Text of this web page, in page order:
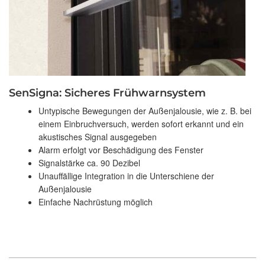
SenSigna: Sicheres Frühwarnsystem
Untypische Bewegungen der Außenjalousie, wie z. B. bei
einem Einbruchversuch, werden sofort erkannt und ein
akustisches Signal ausgegeben
Alarm erfolgt vor Beschädigung des Fenster
Signalstärke ca. 90 Dezibel
Unauffällige Integration in die Unterschiene der
Außenjalousie
Einfache Nachrüstung möglich